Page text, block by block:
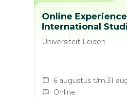
Online Experience
International
Universiteit Leiden
6 augustus t/m 31
Online